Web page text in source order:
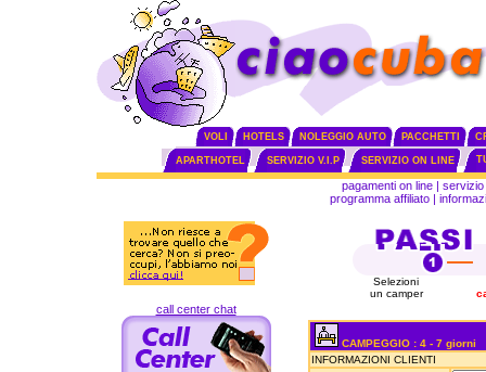
VOLI HOTELS NOLEGGIO AUTO PACCHETTI
APARTHOTEL SERVIZIO V.I.P SERVIZIO ON LINE
call center chat
pagamenti on line | servizio
programma affiliato|
Selezioni
un camper
CAMPEGGIO : 4 - 7 giorni
INFORMAZIONI CLIENTI